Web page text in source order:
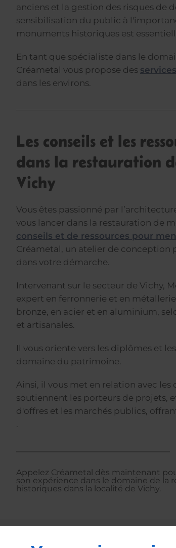
anciens et la gestion des risques de
sensibilisation du public à
monuments historiques est
En tant que spécialiste dans le
Créametal vous propose des
dans les environs.
Les conseils et les
dans la restauration
Vichy
Vous êtes passionné par
vous lancer dans la restauration de
conseils et de ressources pour
Créametal, un atelier de conception
dans votre démarche.
Intervenant sur le secteur de Vichy,
expert en ferronnerie et en
bronze, en acier et en aluminium,
et artisanales.
Il vous oriente vers les diplômes et
domaine du patrimoine.
Ainsi, il vous met en relation avec
soutiennent les porteurs de projets,
d'offres et les marchés publics,
.
Appelez Créametal dès maintenant
son expérience dans le domaine de la
historiques dans la localité de Vichy.